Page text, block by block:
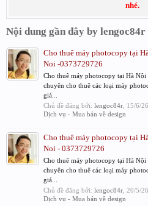
nhé.
Nội dung gần đây by lengoc84r
Cho thuê máy photocopy tại
Noi -0373729726
Cho thuê máy photocopy tại Hà
chuyên cho thuê các loại máy
giá...
Chủ đề đăng bởi: lengoc84r 15/6/26
Dịch vụ - Mua bán về design
Cho thuê máy photocopy tại
Noi - 0373729726
Cho thuê máy photocopy tại Hà
chuyên cho thuê các loại máy
giá...
Chủ đề đăng bởi: lengoc84r 20/5/26
Dịch vụ - Mua bán về design